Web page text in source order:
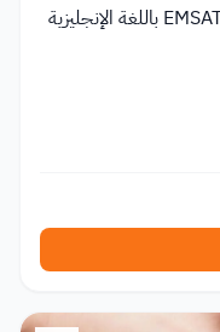
تدريب مهني في الإمارات للتحضير لاختبار EMSAT باللغة الإنجليزية